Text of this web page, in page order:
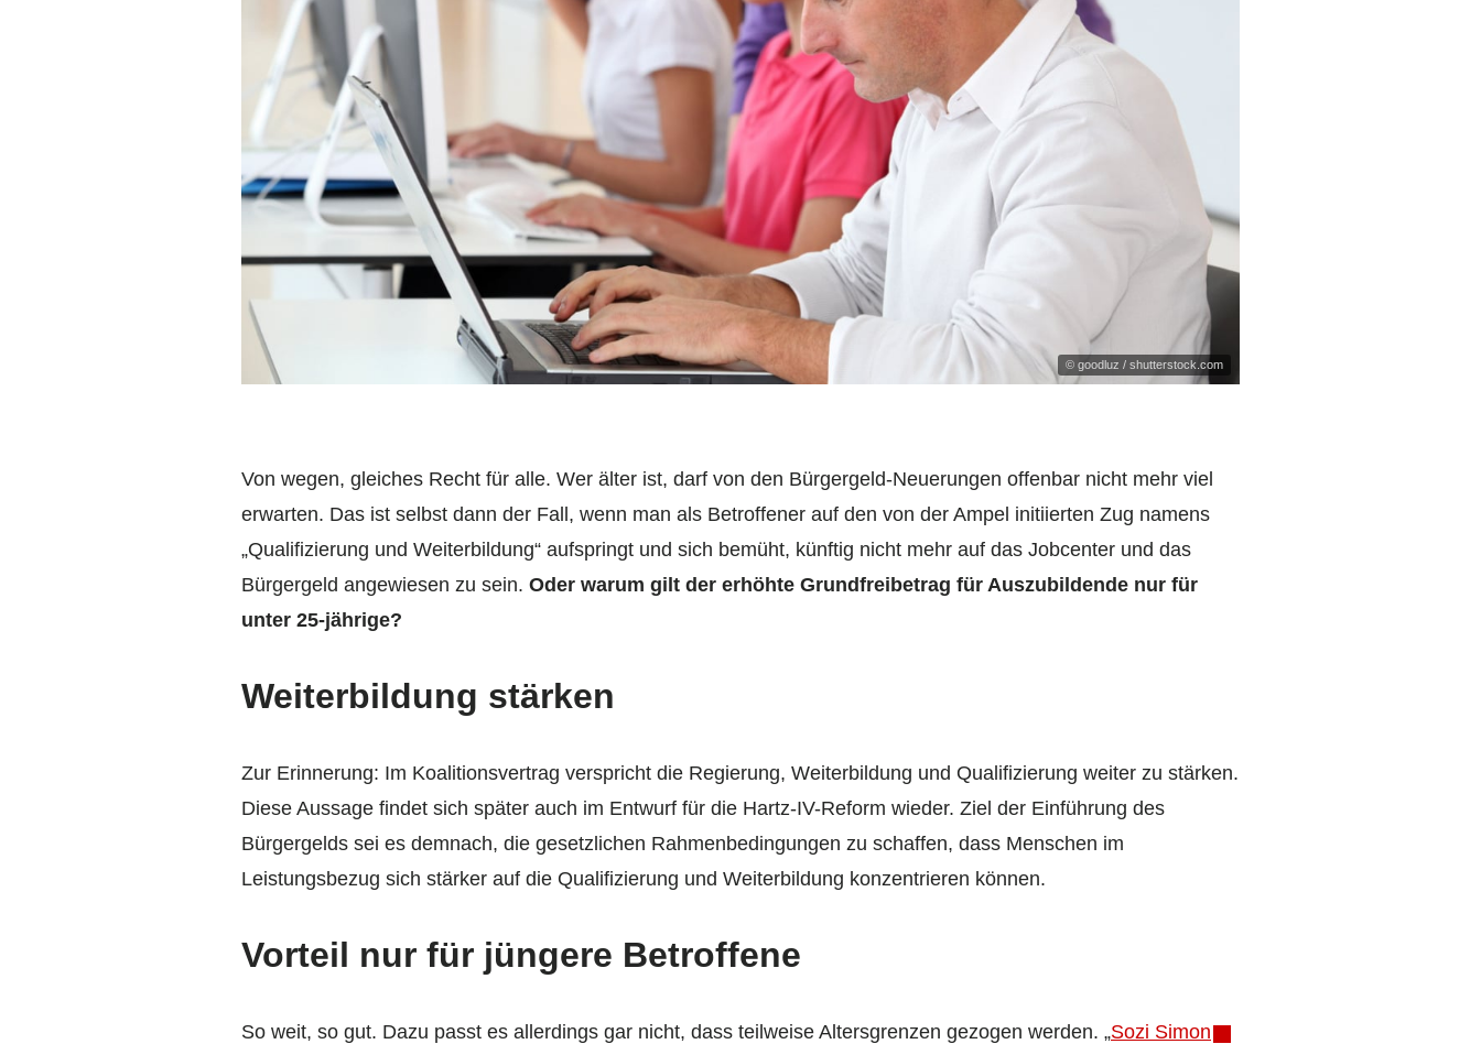
© goodluz / shutterstock.com
Von wegen, gleiches Recht für alle. Wer älter ist, darf von den Bürgergeld-Neuerungen offenbar nicht mehr viel
erwarten. Das ist selbst dann der Fall, wenn man als Betroffener auf den von der Ampel initiierten Zug namens
„Qualifizierung und Weiterbildung“ aufspringt und sich bemüht, künftig nicht mehr auf das Jobcenter und das
Bürgergeld angewiesen zu sein. Oder warum gilt der erhöhte Grundfreibetrag für Auszubildende nur für
unter 25-jährige?
Weiterbildung stärken
Zur Erinnerung: Im Koalitionsvertrag verspricht die Regierung, Weiterbildung und Qualifizierung weiter zu stärken.
Diese Aussage findet sich später auch im Entwurf für die Hartz-IV-Reform wieder. Ziel der Einführung des
Bürgergelds sei es demnach, die gesetzlichen Rahmenbedingungen zu schaffen, dass Menschen im
Leistungsbezug sich stärker auf die Qualifizierung und Weiterbildung konzentrieren können.
Vorteil nur für jüngere Betroffene
So weit, so gut. Dazu passt es allerdings gar nicht, dass teilweise Altersgrenzen gezogen werden. „Sozi Simon